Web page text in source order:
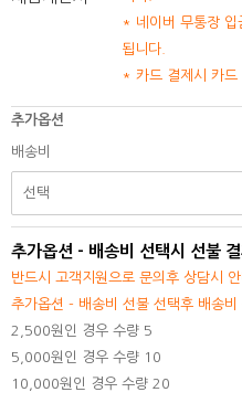
* 네이버 무통장 입
됩니다.
* 카드 결제시 카드
추가옵션
배송비
추가옵션 - 배송비 선택시 선불
반드시 고객지원으로 문의후 상담시
추가옵션 - 배송비 선불 선택후 배송비
2,500원인 경우 수량 5
5,000원인 경우 수량 10
10,000원인 경우 수량 20